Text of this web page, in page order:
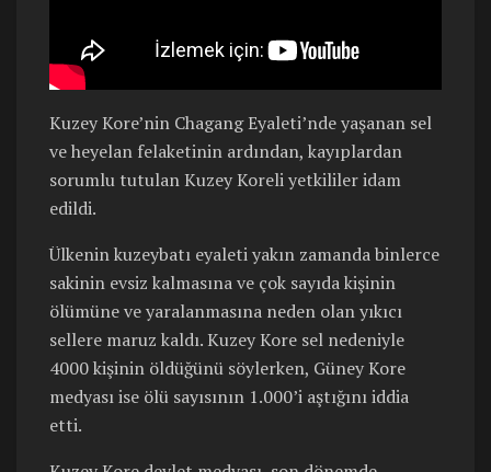
Kuzey Kore’nin Chagang Eyaleti’nde yaşanan sel
ve heyelan felaketinin ardından, kayıplardan
sorumlu tutulan Kuzey Koreli yetkililer idam
edildi.
Ülkenin kuzeybatı eyaleti yakın zamanda binlerce
sakinin evsiz kalmasına ve çok sayıda kişinin
ölümüne ve yaralanmasına neden olan yıkıcı
sellere maruz kaldı. Kuzey Kore sel nedeniyle
4000 kişinin öldüğünü söylerken, Güney Kore
medyası ise ölü sayısının 1.000’i aştığını iddia
etti.